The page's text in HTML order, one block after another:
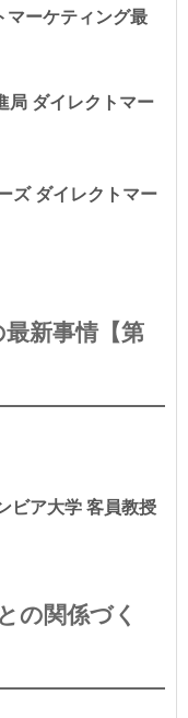
マーケティング最
局 ダイレクトマー
ズ ダイレクトマー
新事情【第
ビア大学 客員教授
の関係づく